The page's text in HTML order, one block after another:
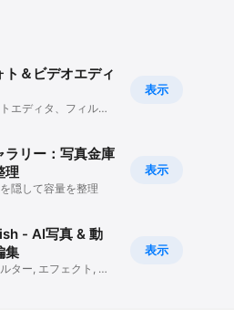
表示
ト＆ビデオエディ
エディタ、フィル
表示
ラリー：写真金庫
理
隠して容量を整理
表示
- AI写真 & 動
集
ター, エフェクト, レ